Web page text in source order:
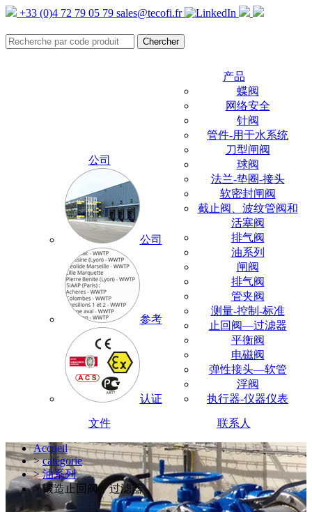
+33 (0)4 72 79 05 79 sales@tecofi.fr
公司
公司
参考
认证
产品
蝶阀
网络安全
针阀
管件-用于水系统
刀型闸阀
球阀
法兰-垫圈-接头
软密封闸阀
截止阀、波纹管阀和
活塞阀
排气阀
油系列
闸阀
排气阀
管夹阀
测量-控制-标准
止回阀—过滤器
平衡阀
电磁阀
弹性接头—软管
浮阀
执行器-仪器仪表
文件 联系人
Accueil
>catégorie
>油系列
> 锻造止回阀，过滤器